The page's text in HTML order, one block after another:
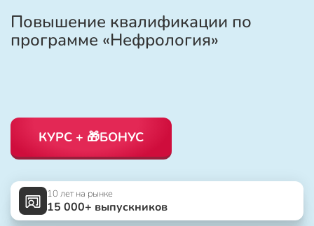
Повышение квалификации по
программе «Нефрология»
КУРС + 🎁БОНУС
10 лет на рынке
15 000+ выпускников